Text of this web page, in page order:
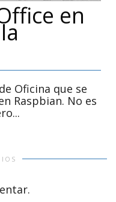
en
Oficina que se
Raspbian. No es